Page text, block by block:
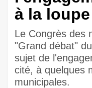
à la loupe
Le Congrès des
"Grand débat"
sujet de
cité, à quelques
municipales.